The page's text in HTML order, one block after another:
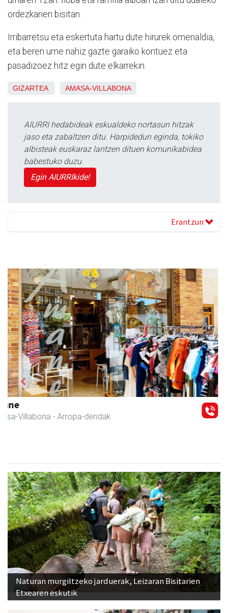
ordezkarien bisitan.
Irribarretsu eta eskertuta hartu dute hirurek omenaldia,
eta beren ume nahiz gazte garaiko kontuez eta
pasadizoez hitz egin dute elkarrekin.
GIZARTEA AMASA-VILLABONA
AIURRI hedabideak eskualdeko nortasun hitzak
jaso eta zabaltzen ditu. Harpidedun eginda, tokiko
albisteak euskaraz lantzen dituen komunikabidea
babestuko duzu.
Egin AIURRIkide!
Erantzun
Amasa-Villabonako Udala
Amasa-Villabona - Udaletxeak
Previous Next
Naturan murgiltzeko jarduerak, Leizaran Bisitarien
Etxearen eskutik